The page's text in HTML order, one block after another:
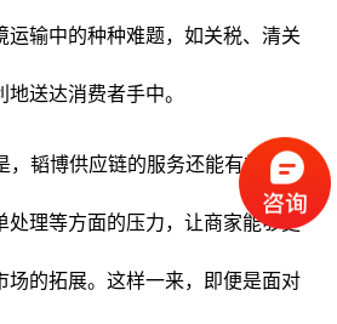
运输中的种种难题，如关税、清关
送达消费者手中。
，韬博供应链的服务还能有效缓解
处理等方面的压力，让商家能够更
场的拓展。这样一来，即便是面对